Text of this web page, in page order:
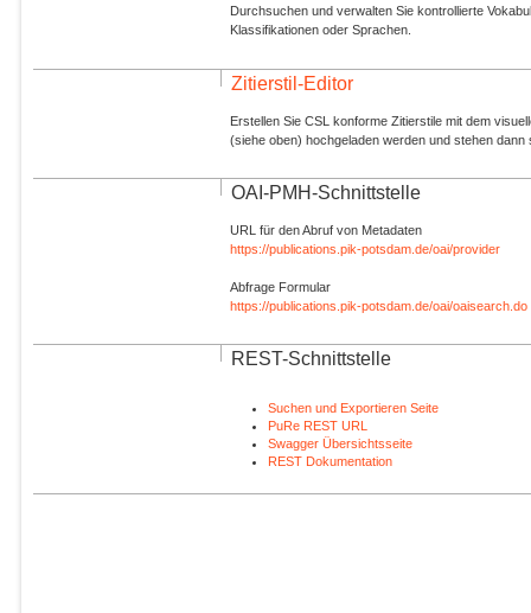
Durchsuchen und verwalten Sie kontrollierte
Klassifikationen oder Sprachen.
Zitierstil-Editor
Erstellen Sie CSL konforme Zitierstile mit dem
(siehe oben) hochgeladen werden und stehen dann
OAI-PMH-Schnittstelle
URL für den Abruf von Metadaten
https://publications.pik-potsdam.de/oai/provider
Abfrage Formular
https://publications.pik-potsdam.de/oai/oaisearch.do
REST-Schnittstelle
Suchen und Exportieren Seite
PuRe REST URL
Swagger Übersichtsseite
REST Dokumentation